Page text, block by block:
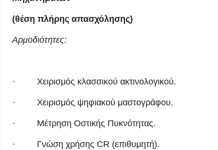
(θέση πλήρης απασχόλησης)
Αρμοδιότητες:
· Χειρισμός κλασσικού ακτινολογικού.
· Χειρισμός ψηφιακού μαστογράφου.
· Μέτρηση Οστικής Πυκνότητας.
· Γνώση χρήσης CR (επιθυμητή).